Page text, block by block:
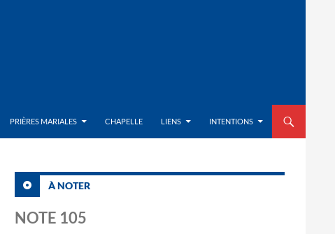
PRIÈRES MARIALES CHAPELLE LIENS INTENTIONS
À NOTER
NOTE 105